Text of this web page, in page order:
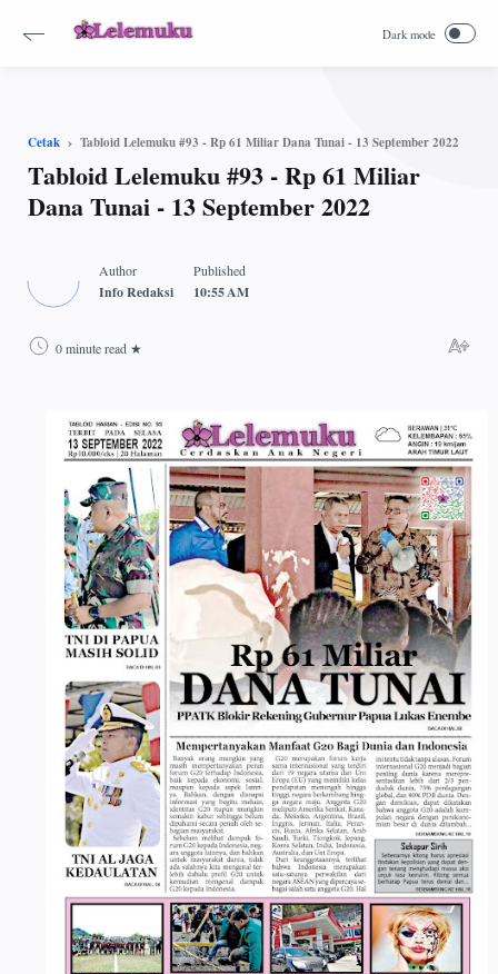
Cetak Tabloid Lelemuku #93 - Rp 61 Miliar Dana Tunai - 13 September 2022
Tabloid Lelemuku #93 - Rp 61 Miliar
Dana Tunai - 13 September 2022
0 minute read